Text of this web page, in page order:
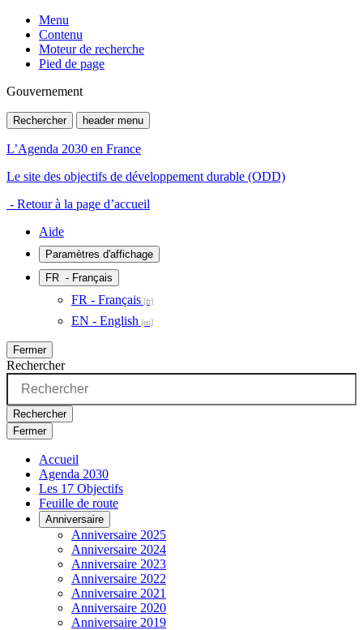
Menu
Contenu
Moteur de recherche
Pied de page
Gouvernement
Rechercher header menu
L’Agenda 2030 en France
Le site des objectifs de développement durable (ODD)
- Retour à la page d’accueil
Aide
Paramètres d'affichage
FR - Français
FR - Français
EN - English
Fermer
Rechercher
Rechercher
Fermer
Accueil
Agenda 2030
Les 17 Objectifs
Feuille de route
Anniversaire
Anniversaire 2025
Anniversaire 2024
Anniversaire 2023
Anniversaire 2022
Anniversaire 2021
Anniversaire 2020
Anniversaire 2019